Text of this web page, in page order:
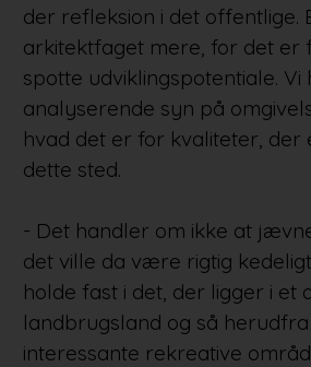
der refleksion i det offentlige.
arkitektfaget mere, for det er
spotte udviklingspotentiale.
analyserende syn på
hvad det er for kvaliteter,
dette sted.
- Det handler om ikke at
det ville da være rigtig
holde fast i det, der ligger i et
landbrugsland og så
interessante rekreative